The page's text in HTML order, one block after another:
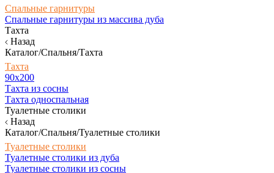
Спальные гарнитуры
Спальные гарнитуры из массива дуба
Тахта
Назад
Каталог/Спальня/Тахта
Тахта
90х200
Тахта из сосны
Тахта односпальная
Туалетные столики
Назад
Каталог/Спальня/Туалетные столики
Туалетные столики
Туалетные столики из дуба
Туалетные столики из сосны